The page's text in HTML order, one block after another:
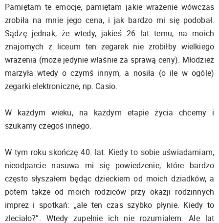
Pamiętam te emocje, pamiętam jakie wrażenie wówczas
zrobiła na mnie jego cena, i jak bardzo mi się podobał.
Sądzę jednak, że wtedy, jakieś 26 lat temu, na moich
znajomych z liceum ten zegarek nie zrobiłby wielkiego
wrażenia (może jedynie właśnie za sprawą ceny). Młodzież
marzyła wtedy o czymś innym, a nosiła (o ile w ogóle)
zegarki elektroniczne, np. Casio.
W każdym wieku, na każdym etapie życia chcemy i
szukamy czegoś innego.
W tym roku skończę 40. lat. Kiedy to sobie uświadamiam,
nieodparcie nasuwa mi się powiedzenie, które bardzo
często słyszałem będąc dzieckiem od moich dziadków, a
potem także od moich rodziców przy okazji rodzinnych
imprez i spotkań: „ale ten czas szybko płynie. Kiedy to
zleciało?”. Wtedy zupełnie ich nie rozumiałem. Ale lat